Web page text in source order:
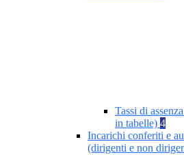
Tassi di
in tabelle) 4
Incarichi conferiti e
(dirigenti e non